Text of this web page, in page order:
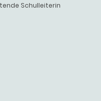
Schulleiterin